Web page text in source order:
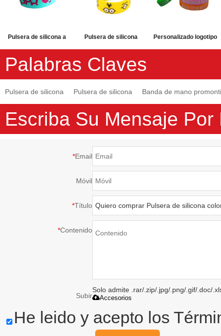
Pulsera de silicona a
portátil
Pulsera de silicona
personalizada con
logotipo de Debossed
Personalizado logotipo
regalo de promoción
Palabras Claves
Pulsera de silicona Pulsera de silicona Banda de mano
Escriba Su Mensaje Por
*Email
Móvil
*Título
*Contenido
Subir
Solo admite .rar/.zip/.jpg/.png/.gif/.doc/
Accesorios
He leido y acepto los